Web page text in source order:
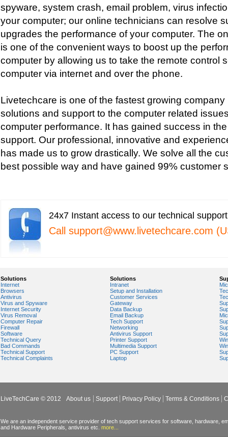
spyware, system crash, email problem, virus
your computer; our online technicians can resolve
upgrades the performance of your computer. The
is one of the convenient ways to boost up the
computer by allowing us to take the remote control
computer via internet and over the phone.
Livetechcare is one of the fastest growing company
solutions and support to the computer related
computer performance. It has gained success in
support. Our professional, innovative and
has made us to grow drastically. We solve all the
best possible way and have gained 99% customer
24x7 Instant access to our technical
Call support@www.livetechcare.com
Solutions
Internet
Browsers
Antivirus
Virus and Spyware
Internet Security
Virus Removal
Computer Repair
Firewall
Software
Technical Query
Bad Commands
Technical Support
Technical Complaints
Solutions
Intranet
Setup and Installation
Customer Services
Gateway
Data Backup
Email Backup
Tech Support
Networking
Antivirus Support
Printer Support
Multimedia Support
PC Support
Laptop
LiveTechCare © 2012 About us Support Privacy Policy Terms & Conditions
We are an independent service provider of tech support services for software, hardware,
and Hardware Peripherals, antivirus etc. more...